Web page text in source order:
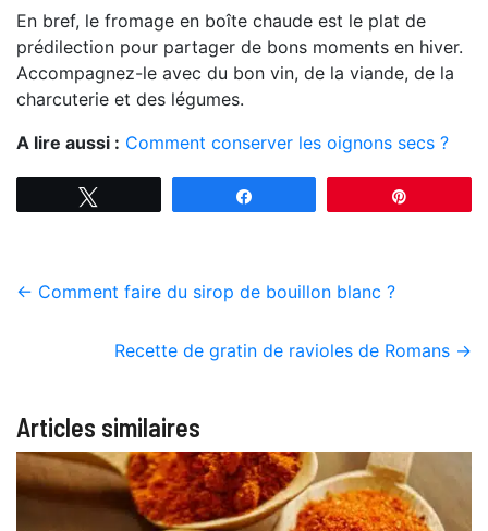
En bref, le fromage en boîte chaude est le plat de
prédilection pour partager de bons moments en hiver.
Accompagnez-le avec du bon vin, de la viande, de la
charcuterie et des légumes.
A lire aussi : Comment conserver les oignons secs ?
← Comment faire du sirop de bouillon blanc ?
Recette de gratin de ravioles de Romans →
Articles similaires